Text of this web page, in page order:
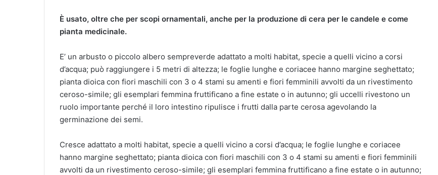
È usato, oltre che per scopi ornamentali, anche per la produzione di cera per le candele e come
pianta medicinale.
E’ un arbusto o piccolo albero sempreverde adattato a molti habitat, specie a quelli vicino a corsi
d’acqua; può raggiungere i 5 metri di altezza; le foglie lunghe e coriacee hanno margine seghettato;
pianta dioica con fiori maschili con 3 o 4 stami su amenti e fiori femminili avvolti da un rivestimento
ceroso-simile; gli esemplari femmina fruttificano a fine estate o in autunno; gli uccelli rivestono un
ruolo importante perché il loro intestino ripulisce i frutti dalla parte cerosa agevolando la
germinazione dei semi.
Cresce adattato a molti habitat, specie a quelli vicino a corsi d’acqua; le foglie lunghe e coriacee
hanno margine seghettato; pianta dioica con fiori maschili con 3 o 4 stami su amenti e fiori femminili
avvolti da un rivestimento ceroso-simile; gli esemplari femmina fruttificano a fine estate o in autunno;